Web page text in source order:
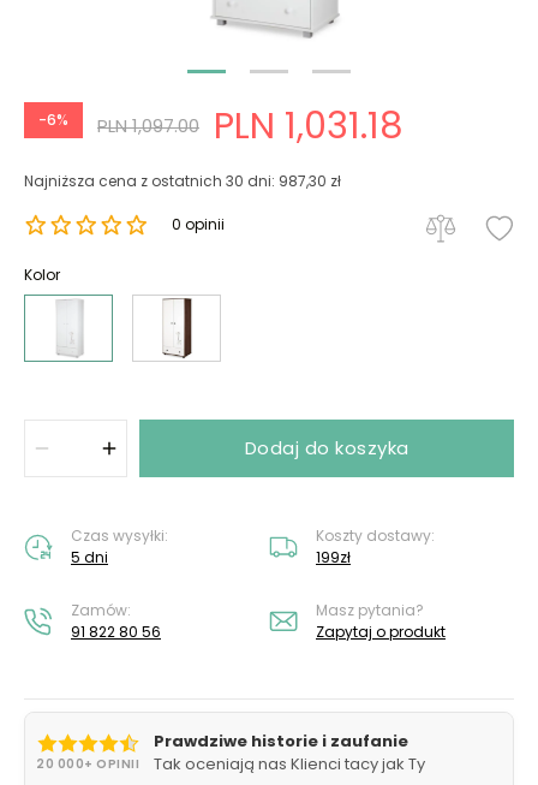
-6% PLN 1,097.00 PLN 1,031.18
Najniższa cena z ostatnich 30 dni: 987,30 zł
0 opinii
Kolor
Dodaj do koszyka
Czas wysyłki:
5 dni
Koszty dostawy:
199zł
Zamów:
91 822 80 56
Masz pytania?
Zapytaj o produkt
20 000+ OPINII
Prawdziwe historie i zaufanie
Tak oceniają nas Klienci tacy jak Ty